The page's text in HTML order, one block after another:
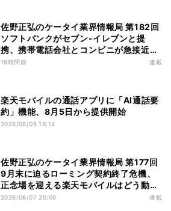
佐野正弘のケータイ業界情報局 第182回
ソフトバンクがセブン-イレブンと提
携、携帯電話会社とコンビニが急接近す
る理由は
16時間前 連載
楽天モバイルの通話アプリに「AI通話要
約」機能、8月5日から提供開始
2026/08/05 18:14
佐野正弘のケータイ業界情報局 第177回
9月末に迫るローミング契約終了危機、
正念場を迎える楽天モバイルはどう動
く？
2026/06/07 20:00 連載